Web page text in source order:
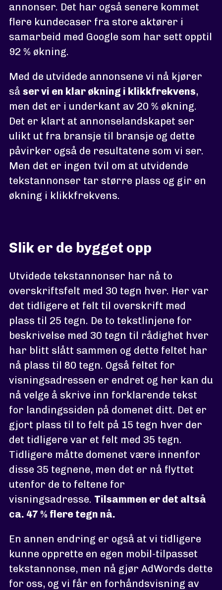
annonser. Det har også senere kommet
flere kundecaser fra store aktører i
samarbeid med Google som har sett opptil
92 % økning.
Med de utvidede annonsene vi nå kjører
så ser vi en klar økning i klikkfrekvens,
men det er i underkant av 20 % økning.
Det er klart at annonselandskapet ser
ulikt ut fra bransje til bransje og dette
påvirker også de resultatene som vi ser.
Men det er ingen tvil om at utvidende
tekstannonser tar større plass og gir en
økning i klikkfrekvens.
Slik er de bygget opp
Utvidede tekstannonser har nå to
overskriftsfelt med 30 tegn hver. Her var
det tidligere et felt til overskrift med
plass til 25 tegn. De to tekstlinjene for
beskrivelse med 30 tegn til rådighet hver
har blitt slått sammen og dette feltet har
nå plass til 80 tegn. Også feltet for
visningsadressen er endret og her kan du
nå velge å skrive inn forklarende tekst
for landingssiden på domenet ditt. Det er
gjort plass til to felt på 15 tegn hver der
det tidligere var et felt med 35 tegn.
Tidligere måtte domenet være innenfor
disse 35 tegnene, men det er nå flyttet
utenfor de to feltene for
visningsadresse. Tilsammen er det altså
ca. 47 % flere tegn nå.
En annen endring er også at vi tidligere
kunne opprette en egen mobil-tilpasset
tekstannonse, men nå gjør AdWords dette
for oss, og vi får en forhåndsvisning av